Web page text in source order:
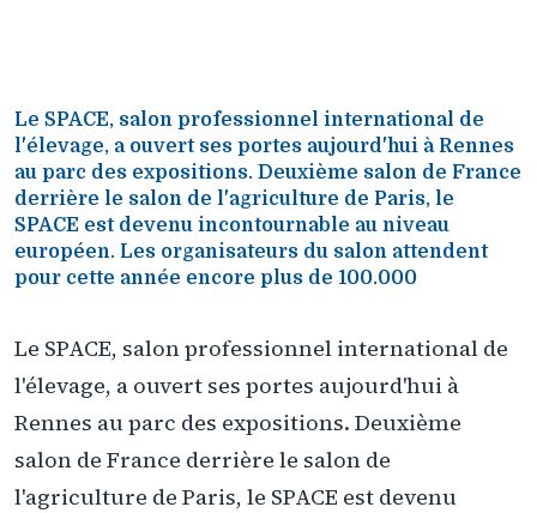
Le SPACE, salon professionnel international de
l'élevage, a ouvert ses portes aujourd'hui à Rennes
au parc des expositions. Deuxième salon de France
derrière le salon de l'agriculture de Paris, le
SPACE est devenu incontournable au niveau
européen. Les organisateurs du salon attendent
pour cette année encore plus de 100.000
Le SPACE, salon professionnel international de
l'élevage, a ouvert ses portes aujourd'hui à
Rennes au parc des expositions. Deuxième
salon de France derrière le salon de
l'agriculture de Paris, le SPACE est devenu